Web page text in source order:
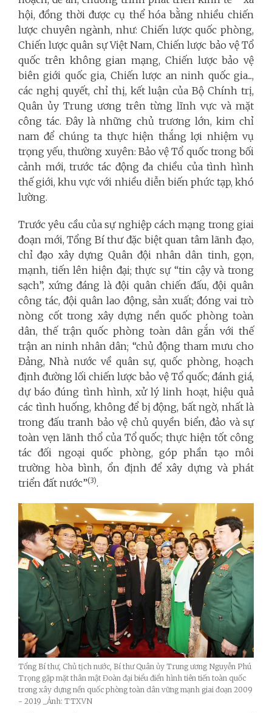
hội, đồng thời được cụ thể hóa bằng nhiều chiến
lược chuyên ngành, như: Chiến lược quốc phòng,
Chiến lược quân sự Việt Nam, Chiến lược bảo vệ Tổ
quốc trên không gian mạng, Chiến lược bảo vệ
biên giới quốc gia, Chiến lược an ninh quốc gia...,
các nghị quyết, chỉ thị, kết luận của Bộ Chính trị,
Quân ủy Trung ương trên từng lĩnh vực và mặt
công tác. Đây là những chủ trương lớn, kim chỉ
nam để chúng ta thực hiện thắng lợi nhiệm vụ
trọng yếu, thường xuyên: Bảo vệ Tổ quốc trong bối
cảnh mới, trước tác động đa chiều của tình hình
thế giới, khu vực với nhiều diễn biến phức tạp, khó
lường.
Trước yêu cầu của sự nghiệp cách mạng trong giai
đoạn mới, Tổng Bí thư đặc biệt quan tâm lãnh đạo,
chỉ đạo xây dựng Quân đội nhân dân tinh, gọn,
mạnh, tiến lên hiện đại; thực sự “tin cậy và trong
sạch”, xứng đáng là đội quân chiến đấu, đội quân
công tác, đội quân lao động, sản xuất; đóng vai trò
nòng cốt trong xây dựng nền quốc phòng toàn
dân, thế trận quốc phòng toàn dân gắn với thế
trận an ninh nhân dân; “chủ động tham mưu cho
Đảng, Nhà nước về quân sự, quốc phòng, hoạch
định đường lối chiến lược bảo vệ Tổ quốc; đánh giá,
dự báo đúng tình hình, xử lý linh hoạt, hiệu quả
các tình huống, không để bị động, bất ngờ, nhất là
trong đấu tranh bảo vệ chủ quyền biển, đảo và sự
toàn vẹn lãnh thổ của Tổ quốc; thực hiện tốt công
tác đối ngoại quốc phòng, góp phần tạo môi
trường hòa bình, ổn định để xây dựng và phát
triển đất nước”(3).
Tổng Bí thư, Chủ tịch nước, Bí thư Quân ủy Trung ương Nguyễn Phú
Trọng gặp mặt thân mật Đoàn đại biểu điển hình tiên tiến toàn quốc
trong xây dựng nền quốc phòng toàn dân vững mạnh giai đoạn 2009
- 2019 _Ảnh: TTXVN